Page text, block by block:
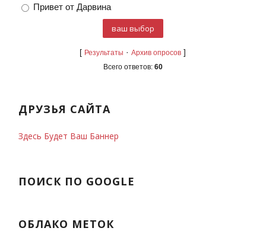
Привет от Дарвина
[ Результаты ·Архив опросов ]
Всего ответов: 60
ДРУЗЬЯ САЙТА
Здесь Будет Ваш Баннер
ПОИСК ПО GOOGLE
ОБЛАКО МЕТОК